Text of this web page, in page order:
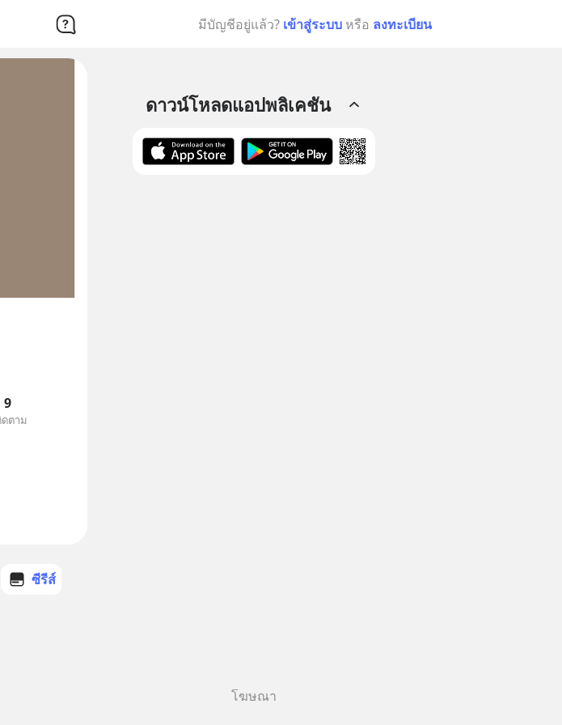
มีบัญชีอยู่แล้ว? เข้าสู่ระบบ หรือ ลงทะเบียน
9
ตาม
ซีรีส์
ดาวน์โหลดแอปพลิเคชัน
โฆษณา